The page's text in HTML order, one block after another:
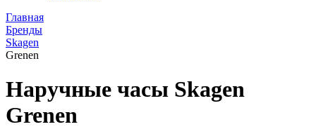
Главная
Бренды
Skagen
Grenen
Наручные часы Skagen
Grenen